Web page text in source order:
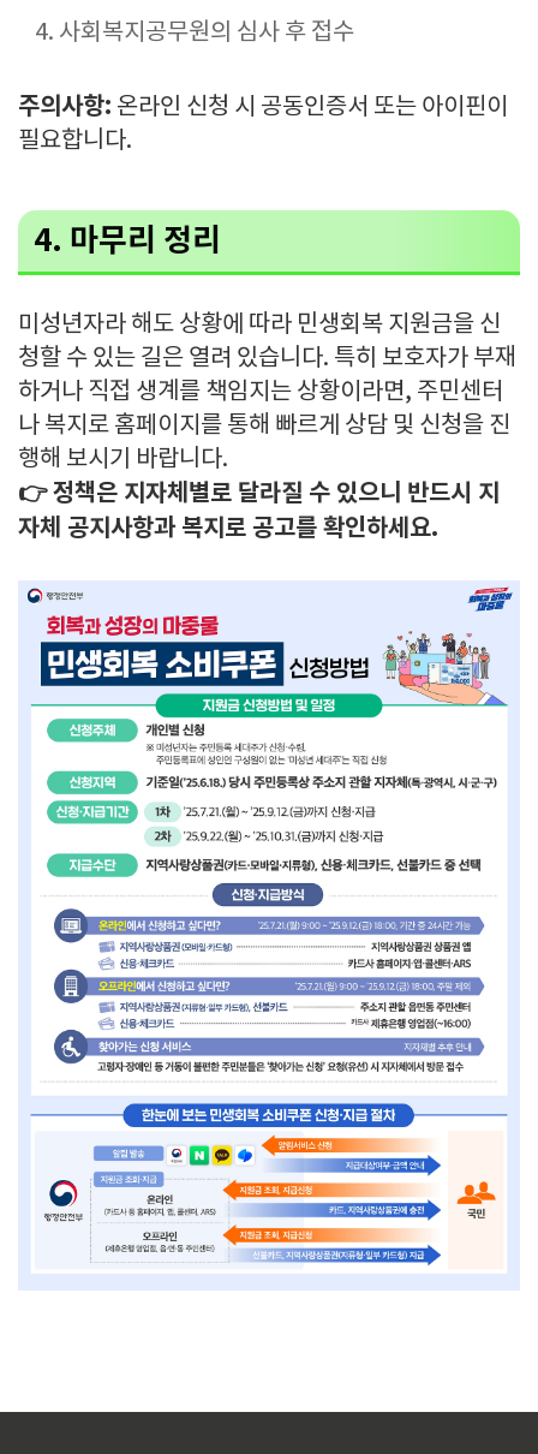
사회복지공무원의 심사 후 접수
주의사항: 온라인 신청 시 공동인증서 또는 아이핀이
필요합니다.
4. 마무리 정리
미성년자라 해도 상황에 따라 민생회복 지원금을 신
청할 수 있는 길은 열려 있습니다. 특히 보호자가 부재
하거나 직접 생계를 책임지는 상황이라면, 주민센터
나 복지로 홈페이지를 통해 빠르게 상담 및 신청을 진
행해 보시기 바랍니다.
👉 정책은 지자체별로 달라질 수 있으니 반드시 지
자체 공지사항과 복지로 공고를 확인하세요.